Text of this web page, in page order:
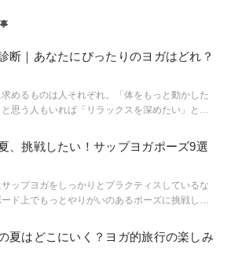
断｜あなたにぴったりのヨガはどれ？
求めるものは人それぞれ。「体をもっと動かした
思う人もいれば「リラックスを深めたい」とい
まざまなニーズ」を満たす、あなたにぴったりの
見つけるためのチャートをご紹介。いま続けてい
すめのチャート。ぜひ試してみて！
、挑戦したい！サップヨガポーズ9選
ップヨガをしっかりとプラクティスしているな
ード上でもっとやりがいのあるポーズに挑戦して
形が満載のこれからご紹介するシークエンスに挑
みよう！
夏はどこにいく？ヨガ的旅行の楽しみ